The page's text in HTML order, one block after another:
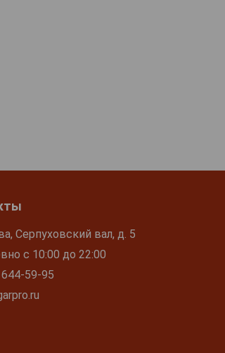
Серпуховский вал, д. 5
с 10:00 до 22:00
59-95